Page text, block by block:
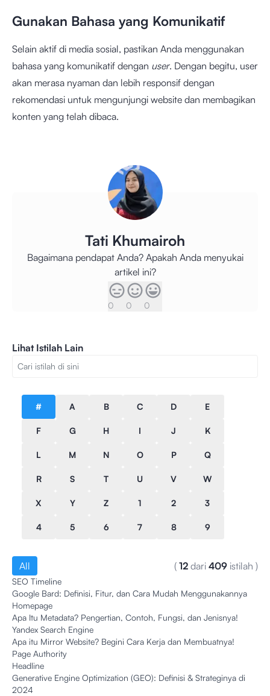
Gunakan Bahasa yang Komunikatif
Selain aktif di media sosial, pastikan Anda menggunakan
bahasa yang komunikatif dengan user. Dengan begitu, user
akan merasa nyaman dan lebih responsif dengan
rekomendasi untuk mengunjungi website dan membagikan
konten yang telah dibaca.
Tati Khumairoh
Bagaimana pendapat Anda? Apakah Anda menyukai
artikel ini?
0 0 0
Lihat Istilah Lain
# A B C D E
F G H I J K
L M N O P Q
R S T U V W
X Y Z 1 2 3
4 5 6 7 8 9
All ( 12 dari 409 istilah )
SEO Timeline
Google Bard: Definisi, Fitur, dan Cara Mudah Menggunakannya
Homepage
Apa Itu Metadata? Pengertian, Contoh, Fungsi, dan Jenisnya!
Yandex Search Engine
Apa itu Mirror Website? Begini Cara Kerja dan Membuatnya!
Page Authority
Headline
Generative Engine Optimization (GEO): Definisi & Strateginya di
2024